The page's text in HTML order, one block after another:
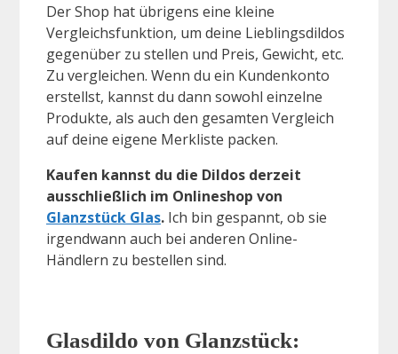
Der Shop hat übrigens eine kleine
Vergleichsfunktion, um deine Lieblingsdildos
gegenüber zu stellen und Preis, Gewicht, etc.
Zu vergleichen. Wenn du ein Kundenkonto
erstellst, kannst du dann sowohl einzelne
Produkte, als auch den gesamten Vergleich
auf deine eigene Merkliste packen.
Kaufen kannst du die Dildos derzeit
ausschließlich im Onlineshop von
Glanzstück Glas. Ich bin gespannt, ob sie
irgendwann auch bei anderen Online-
Händlern zu bestellen sind.
Glasdildo von Glanzstück: